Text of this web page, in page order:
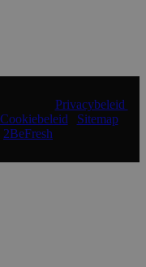
Privacybeleid
Cookiebeleid Sitemap|
2BeFresh